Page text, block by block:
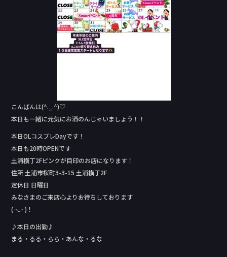
こんばんは(^._.^)♡
本日も一緒に元気にお酒のんじゃいましょう！！
本日OLコスプレDay‬です！
本日も20時OPENです
土浦横丁2Fピンクが目印のお店になります！
住所 土浦市桜町3-3-15 土浦横丁2F
定休日 日曜日
みなさまのご来店心よりお待ちしております
( ᵕᴗᵕ )！
♪本日の出勤♪
まる・るる・らら・あんな・るな